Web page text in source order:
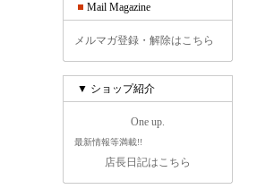
Mail Magazine
メルマガ登録・解除はこちら
▼ ショップ紹介
One up.
最新情報等満載!!
店長日記はこちら